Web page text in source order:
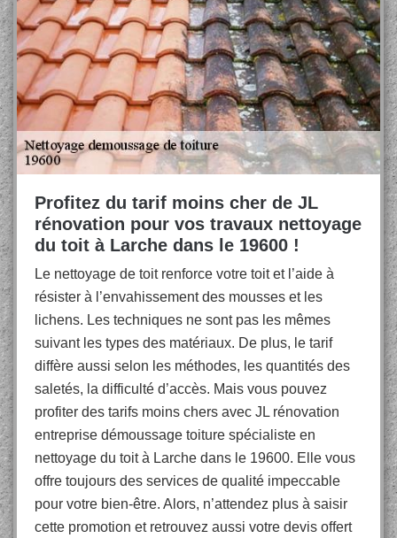
Profitez du tarif moins cher de JL
rénovation pour vos travaux nettoyage
du toit à Larche dans le 19600 !
Le nettoyage de toit renforce votre toit et l’aide à
résister à l’envahissement des mousses et les
lichens. Les techniques ne sont pas les mêmes
suivant les types des matériaux. De plus, le tarif
diffère aussi selon les méthodes, les quantités des
saletés, la difficulté d’accès. Mais vous pouvez
profiter des tarifs moins chers avec JL rénovation
entreprise démoussage toiture spécialiste en
nettoyage du toit à Larche dans le 19600. Elle vous
offre toujours des services de qualité impeccable
pour votre bien-être. Alors, n’attendez plus à saisir
cette promotion et retrouvez aussi votre devis offert